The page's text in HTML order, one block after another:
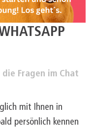
die Fragen im Chat
mit Ihnen in
persönlich kennen